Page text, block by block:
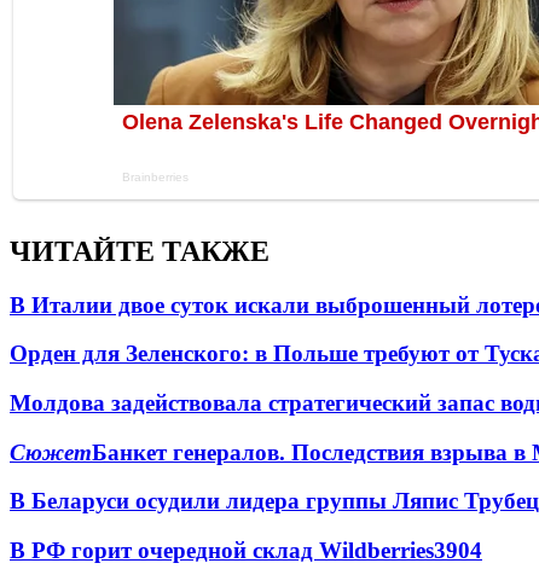
ЧИТАЙТЕ ТАКЖЕ
В Италии двое суток искали выброшенный
Орден для Зеленского: в Польше требуют от
Молдова задействовала стратегический запас
СюжетБанкет генералов. Последствия взрыва в
В Беларуси осудили лидера группы Ляпис
В РФ горит очередной склад Wildberries3904